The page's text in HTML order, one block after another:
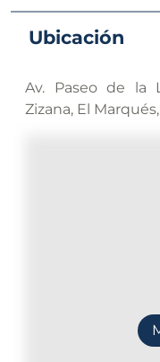
Ubicación
Av. Paseo de la
Zizana, El